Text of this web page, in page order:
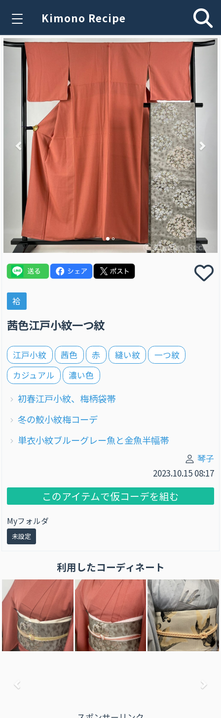
Kimono Recipe
Previous
袷
茜色江戸小紋一つ紋
江戸小紋 茜色 赤 縫い紋
一つ紋
カジュアル
濃い色
初春江戸小紋、梅柄袋帯
冬の鮫小紋梅コーデ
単衣小紋ブルーグレー魚と金魚半幅帯
琴子
2023.10.15 08:17
このアイテムで仮コーデを組む
Myフォルダ
未設定
利用したコーディネート